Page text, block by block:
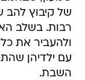
של קיבוץ להב
רבות. בשלב
ולהעביר את
עם ילדיהן
השבת.